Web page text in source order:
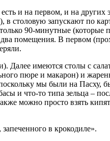
и на первом, и на других
в столовую запускают по
90-минутные (которые
два помещения. В первом
Далее имеются столы с
пюре и макарон) и
мы были на Пасху,
и что-то типа зельца –
можно просто взять
в крокодиле».